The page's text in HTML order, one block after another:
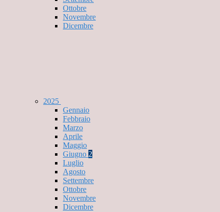
Ottobre
Novembre
Dicembre
2025
Gennaio
Febbraio
Marzo
Aprile
Maggio
Giugno 2
Luglio
Agosto
Settembre
Ottobre
Novembre
Dicembre